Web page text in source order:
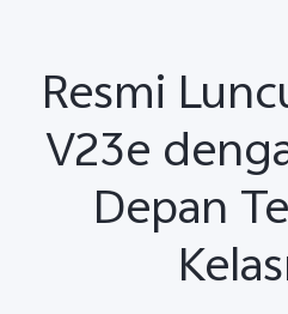
Akun Saya
Resmi
V23e
Depan